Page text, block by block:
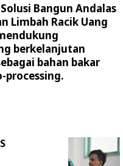
Bangun Andalas
Limbah Racik Uang
berkelanjutan
bahan bakar